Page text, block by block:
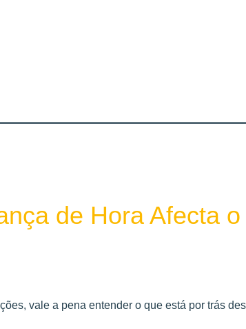
de Hora Afecta
vale a pena entender o que está por trás